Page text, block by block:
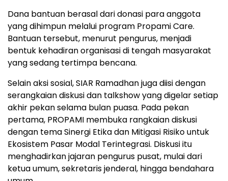
Dana bantuan berasal dari donasi para anggota
yang dihimpun melalui program Propami Care.
Bantuan tersebut, menurut pengurus, menjadi
bentuk kehadiran organisasi di tengah masyarakat
yang sedang tertimpa bencana.
Selain aksi sosial, SIAR Ramadhan juga diisi dengan
serangkaian diskusi dan talkshow yang digelar setiap
akhir pekan selama bulan puasa. Pada pekan
pertama, PROPAMI membuka rangkaian diskusi
dengan tema Sinergi Etika dan Mitigasi Risiko untuk
Ekosistem Pasar Modal Terintegrasi. Diskusi itu
menghadirkan jajaran pengurus pusat, mulai dari
ketua umum, sekretaris jenderal, hingga bendahara